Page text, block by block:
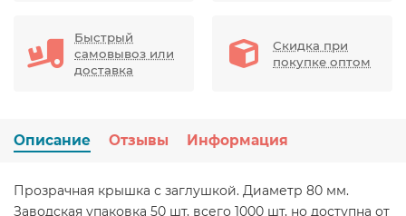
Быстрый
самовывоз или
доставка
Скидка при
покупке оптом
Описание Отзывы Информация
Прозрачная крышка с заглушкой. Диаметр 80 мм.
Заводская упаковка 50 шт, всего 1000 шт, но доступна от